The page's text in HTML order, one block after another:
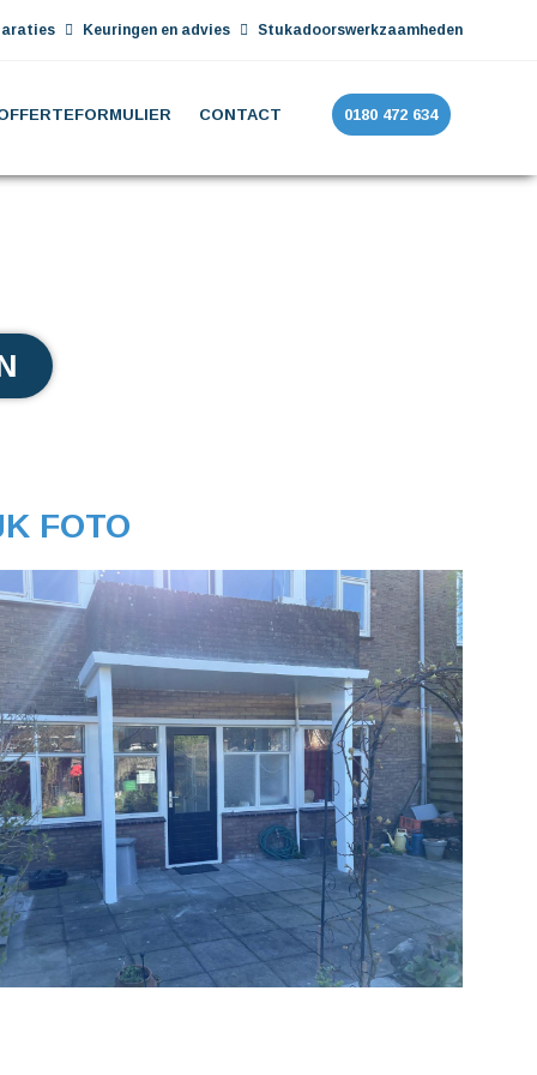
Keuringen en advies Stukadoorswerkzaamheden
CONTACT 0180 472 634
FOTO